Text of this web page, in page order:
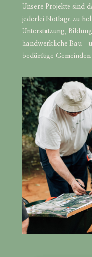
Unsere Projekte sind
jederlei Notlage zu
Unterstützung,
handwerkliche Bau-
bedürftige Gemeinden